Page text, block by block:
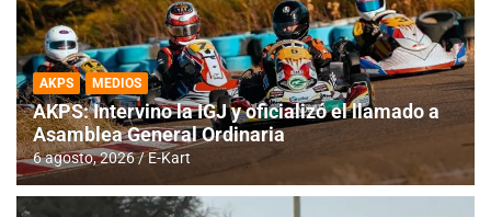
AKPS MEDIOS
AKPS: Intervino la IGJ y oficializó el llamado a
Asamblea General Ordinaria
6 agosto, 2026 E-Kart